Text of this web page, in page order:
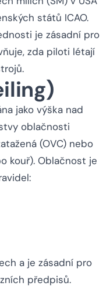
států ICAO.
je zásadní pro
zda piloti létají
jako výška nad
oblačnosti
(OVC) nebo
kouř). Oblačnost je
a je zásadní pro
předpisů.